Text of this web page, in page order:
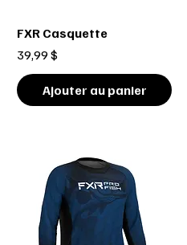
FXR Casquette
Prix
39,99 $
Ajouter au panier